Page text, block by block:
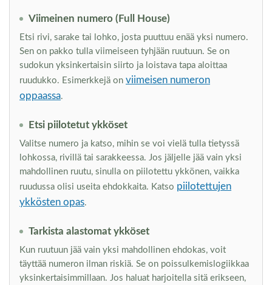
Viimeinen numero (Full House)
Etsi rivi, sarake tai lohko, josta puuttuu enää yksi numero.
Sen on pakko tulla viimeiseen tyhjään ruutuun. Se on
sudokun yksinkertaisin siirto ja loistava tapa aloittaa
ruudukko. Esimerkkejä on viimeisen numeron
oppaassa.
Etsi piilotetut ykköset
Valitse numero ja katso, mihin se voi vielä tulla tietyssä
lohkossa, rivillä tai sarakkeessa. Jos jäljelle jää vain yksi
mahdollinen ruutu, sinulla on piilotettu ykkönen, vaikka
ruudussa olisi useita ehdokkaita. Katso piilotettujen
ykkösten opas.
Tarkista alastomat ykköset
Kun ruutuun jää vain yksi mahdollinen ehdokas, voit
täyttää numeron ilman riskiä. Se on poissulkemislogiikkaa
yksinkertaisimmillaan. Jos haluat harjoitella sitä erikseen,